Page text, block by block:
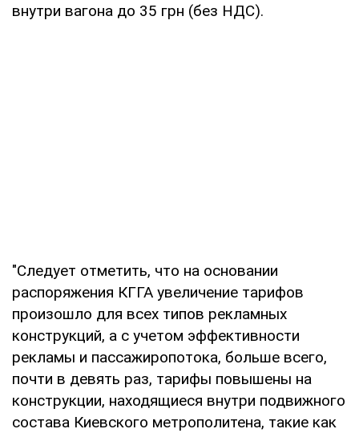
внутри вагона до 35 грн (без НДС).
"Следует отметить, что на основании
распоряжения КГГА увеличение тарифов
произошло для всех типов рекламных
конструкций, а с учетом эффективности
рекламы и пассажиропотока, больше всего,
почти в девять раз, тарифы повышены на
конструкции, находящиеся внутри подвижного
состава Киевского метрополитена, такие как